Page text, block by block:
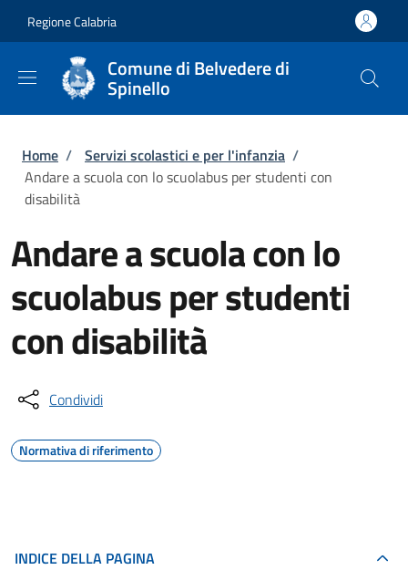
Regione Calabria
Comune di Belvedere di
Spinello
Briciole di pane
Home / Servizi scolastici e per l'infanzia /
Andare a scuola con lo scuolabus per studenti con
disabilità
Andare a scuola con lo
scuolabus per studenti
con disabilità
Condividi
Normativa di riferimento
INDICE DELLA PAGINA